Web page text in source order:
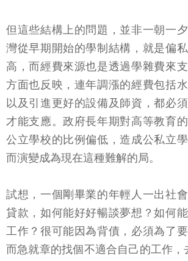
但這些結構上的問題，並非一朝一
灣從早期開始的學制結構，就是偏
高，而經費來源也是透過學雜費來
方面也反映，連年調漲的經費包括
以及引進更好的設備及師資，都必
才能支應。政府長年期對高等教育
公立學校的比例偏低，造成公私立
而演變成為現在這種難解的局。
試想，一個剛畢業的年輕人一出社
貸款，如何能好好暢談夢想？如何
工作？很可能因為背債，必須為了
而急就章的找個不適合自己的工作，